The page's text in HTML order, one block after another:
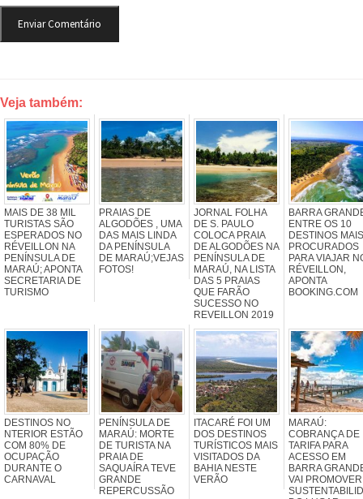
Veja também:
MAIS DE 38 MIL
TURISTAS SÃO
ESPERADOS NO
RÉVEILLON NA
PENÍNSULA DE
MARAÚ; APONTA
SECRETARIA DE
TURISMO
PRAIAS DE
ALGODÕES , UMA
DAS MAIS LINDA
DA PENÍNSULA
DE MARAÚ;VEJAS
FOTOS!
JORNAL FOLHA
DE S. PAULO
COLOCA PRAIA
DE ALGODÕES NA
PENÍNSULA DE
MARAÚ, NA LISTA
DAS 5 PRAIAS
QUE FARÃO
SUCESSO NO
REVEILLON 2019
BARRA
ENTRE OS 10
DESTINOS MAIS
PROCURADOS
PARA VIAJAR
RÉVEILLON,
APONTA
BOOKING.COM
DESTINOS NO
NTERIOR ESTÃO
COM 80% DE
OCUPAÇÃO
DURANTE O
CARNAVAL
PENÍNSULA DE
MARAÚ: MORTE
DE TURISTA NA
PRAIA DE
SAQUAÍRA TEVE
GRANDE
REPERCUSSÃO
ITACARÉ FOI UM
DOS DESTINOS
TURÍSTICOS MAIS
VISITADOS DA
BAHIA NESTE
VERÃO
MARAÚ:
COBRANÇA DE
TARIFA PARA
ACESSO EM
BARRA
VAI PROMOVER